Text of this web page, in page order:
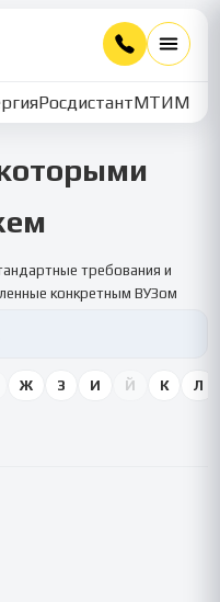
РосдистантМТИММУ
требования и
конкретным ВУЗом
Ж З И Й К Л